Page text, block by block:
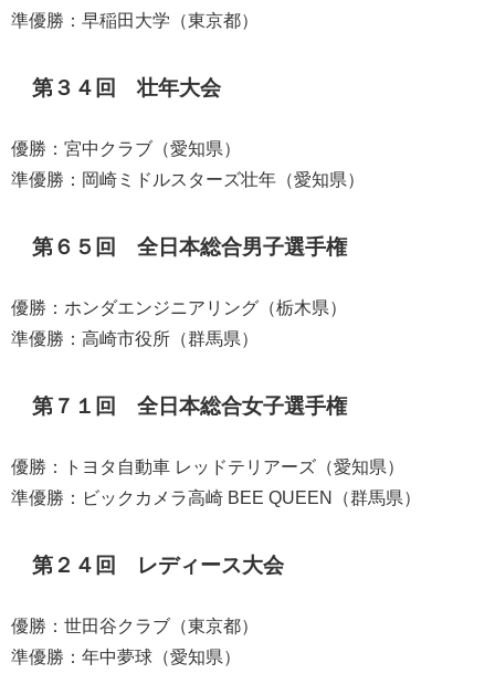
準優勝：早稲田大学（東京都）
第３４回 壮年大会
優勝：宮中クラブ（愛知県）
準優勝：岡崎ミドルスターズ壮年（愛知県）
第６５回 全日本総合男子選手権
優勝：ホンダエンジニアリング（栃木県）
準優勝：高崎市役所（群馬県）
第７１回 全日本総合女子選手権
優勝：トヨタ自動車 レッドテリアーズ（愛知県）
準優勝：ビックカメラ高崎 BEE QUEEN（群馬県）
第２４回 レディース大会
優勝：世田谷クラブ（東京都）
準優勝：年中夢球（愛知県）